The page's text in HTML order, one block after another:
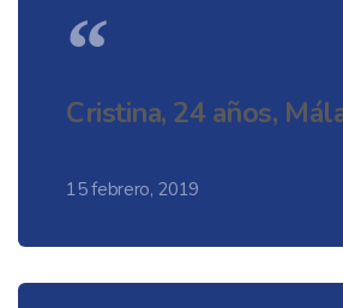
“
Cristina, 24 años,
15 febrero, 2019